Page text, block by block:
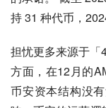
持 31 种代币，
担忧更多来源于「
方面，在12月的
币安资本结构没